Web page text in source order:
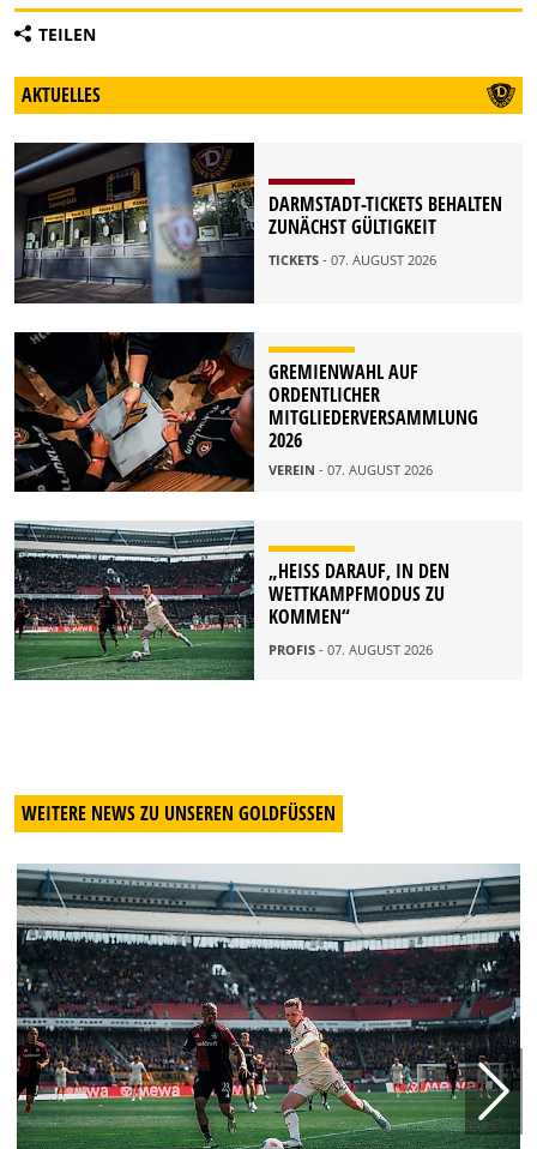
TEILEN
AKTUELLES
DARMSTADT-TICKETS BEHALTEN
ZUNÄCHST GÜLTIGKEIT
TICKETS - 07. AUGUST 2026
GREMIENWAHL AUF
ORDENTLICHER
MITGLIEDERVERSAMMLUNG
2026
VEREIN - 07. AUGUST 2026
„HEISS DARAUF, IN DEN W
ETTKAMPFMODUS ZU K
OMMEN“
PROFIS - 07. AUGUST 2026
WEITERE NEWS ZU UNSEREN GOLDFÜSSEN